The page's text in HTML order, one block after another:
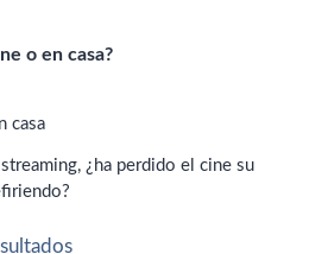
o en casa?
casa
el cine su